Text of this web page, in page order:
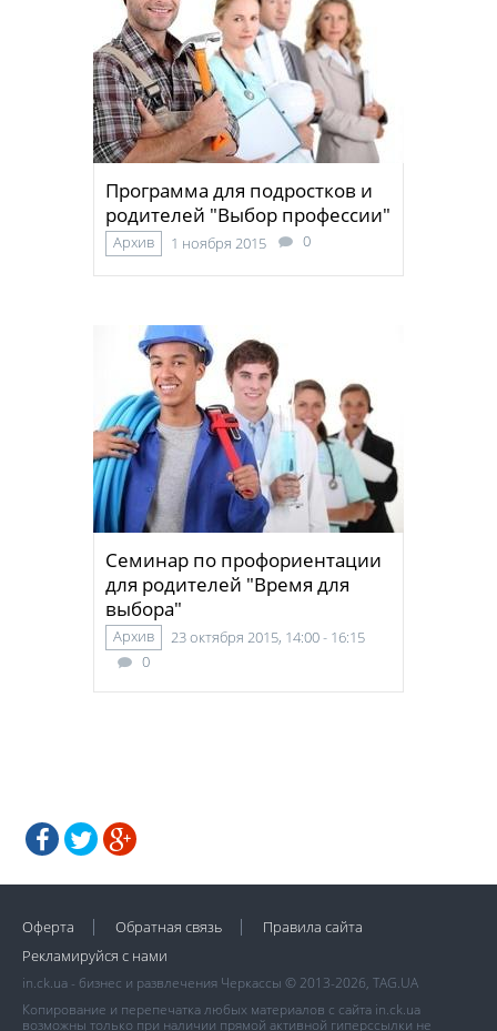
Программа для подростков и
родителей "Выбор профессии"
Архив 1 ноября 2015 0
Семинар по профориентации
для родителей "Время для
выбора"
Архив
23 октября 2015, 14:00 - 16:15
0
Оферта Обратная связь
Правила сайта
Рекламируйся с нами
in.ck.ua - бизнес и развлечения Черкассы © 2013-2026, TAG.UA
Копирование и перепечатка любых материалов с сайта in.ck.ua
возможны только при наличии прямой активной гиперссылки не